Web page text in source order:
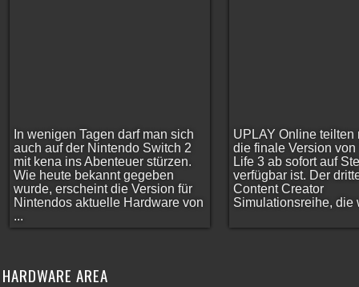
In wenigen Tagen darf man sich
auch auf der Nintendo Switch 2
mit kena ins Abenteuer stürzen.
Wie heute bekannt gegeben
wurde, erscheint die Version für
Nintendos aktuelle Hardware von
...
UPLAY Online teilten
die finale Version von
Life 3 ab sofort auf
verfügbar ist. Der
Content Creator
Simulationsreihe, die
HARDWARE AREA